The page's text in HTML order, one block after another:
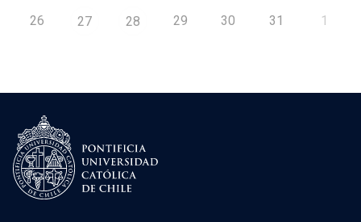
26 27 28 29 30 31 1